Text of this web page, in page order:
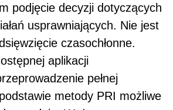
podjęcie decyzji dotyczących
usprawniających. Nie jest
czasochłonne.
aplikacji
pełnej
metody PRI możliwe